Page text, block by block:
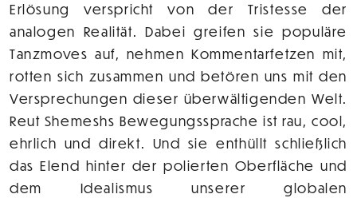
Erlösung verspricht von der Tristesse der
analogen Realität. Dabei greifen sie populäre
Tanzmoves auf, nehmen Kommentarfetzen mit,
rotten sich zusammen und betören uns mit den
Versprechungen dieser überwältigenden Welt.
Reut Shemeshs Bewegungssprache ist rau, cool,
ehrlich und direkt. Und sie enthüllt schließlich
das Elend hinter der polierten Oberfläche und
dem Idealismus unserer globalen